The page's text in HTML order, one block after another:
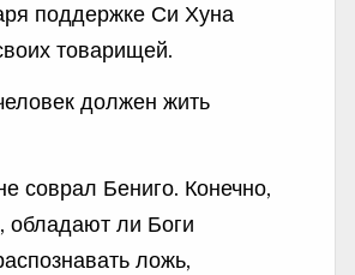
поддержке Си Хуна
товарищей.
должен жить
соврал Бениго. Конечно,
обладают ли Боги
ложь,